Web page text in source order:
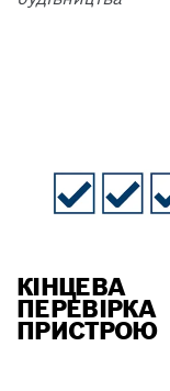
КІНЦЕВА
ПЕРЕВІРКА
ПРИСТРОЮ